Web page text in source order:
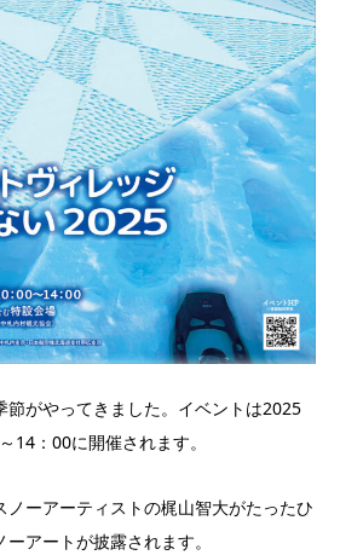
節がやってきました。イベントは2025
14：00に開催されます。
ーアーティストの梶山智大がたったひ
アートが披露されます。